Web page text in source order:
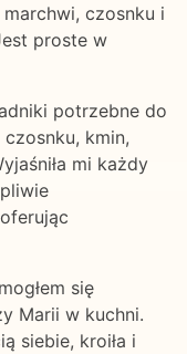
czosnku i
proste w
potrzebne do
kmin,
mi każdy
się
Marii w kuchni.
siebie, kroiła i